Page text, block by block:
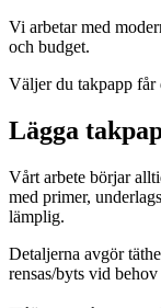
Vi arbetar med
och budget.
Väljer du takpapp får
Lägga
Vårt arbete börjar
med primer,
lämplig.
Detaljerna avgör
rensas/byts vid